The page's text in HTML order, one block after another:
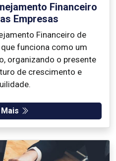
Financeiro
Empresas
Financeiro de
funciona como um
organizando o presente
de crescimento e